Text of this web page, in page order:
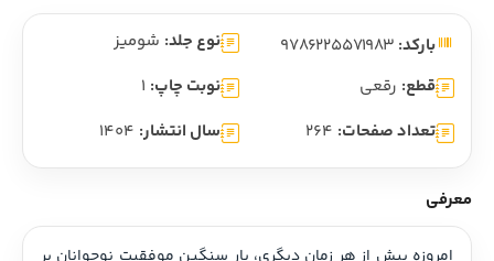
بارکد: نوع جلد: شومیز
قطع: رقعی نوبت چاپ: 1
تعداد صفحات: 264 سال انتشار: 1404
معرفی